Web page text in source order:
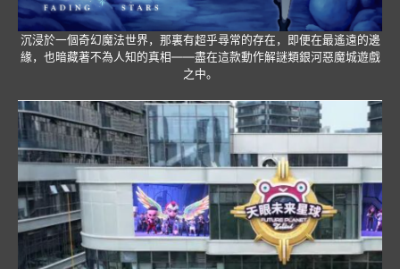
沉浸於一個奇幻魔法世界，那裏有超乎尋常的存在，即便在最遙遠的邊
緣，也暗藏著不為人知的真相——盡在這款動作解謎類銀河惡魔城遊戲
之中。